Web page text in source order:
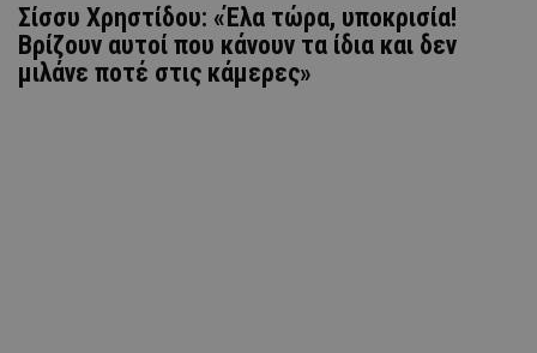
Σίσσυ Χρηστίδου: «Έλα τώρα, υποκρισία!
Βρίζουν αυτοί που κάνουν τα ίδια και δεν
μιλάνε ποτέ στις κάμερες»